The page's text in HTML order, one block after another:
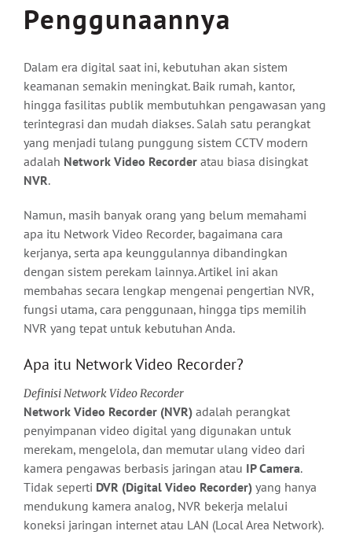
Penggunaannya
Dalam era digital saat ini, kebutuhan akan sistem
keamanan semakin meningkat. Baik rumah, kantor,
hingga fasilitas publik membutuhkan pengawasan yang
terintegrasi dan mudah diakses. Salah satu perangkat
yang menjadi tulang punggung sistem CCTV modern
adalah Network Video Recorder atau biasa disingkat
NVR.
Namun, masih banyak orang yang belum memahami
apa itu Network Video Recorder, bagaimana cara
kerjanya, serta apa keunggulannya dibandingkan
dengan sistem perekam lainnya. Artikel ini akan
membahas secara lengkap mengenai pengertian NVR,
fungsi utama, cara penggunaan, hingga tips memilih
NVR yang tepat untuk kebutuhan Anda.
Apa itu Network Video Recorder?
Definisi Network Video Recorder
Network Video Recorder (NVR) adalah perangkat
penyimpanan video digital yang digunakan untuk
merekam, mengelola, dan memutar ulang video dari
kamera pengawas berbasis jaringan atau IP Camera.
Tidak seperti DVR (Digital Video Recorder) yang hanya
mendukung kamera analog, NVR bekerja melalui
koneksi jaringan internet atau LAN (Local Area Network).